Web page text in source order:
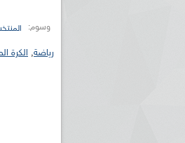
وسوم:
رياضة, الكرة